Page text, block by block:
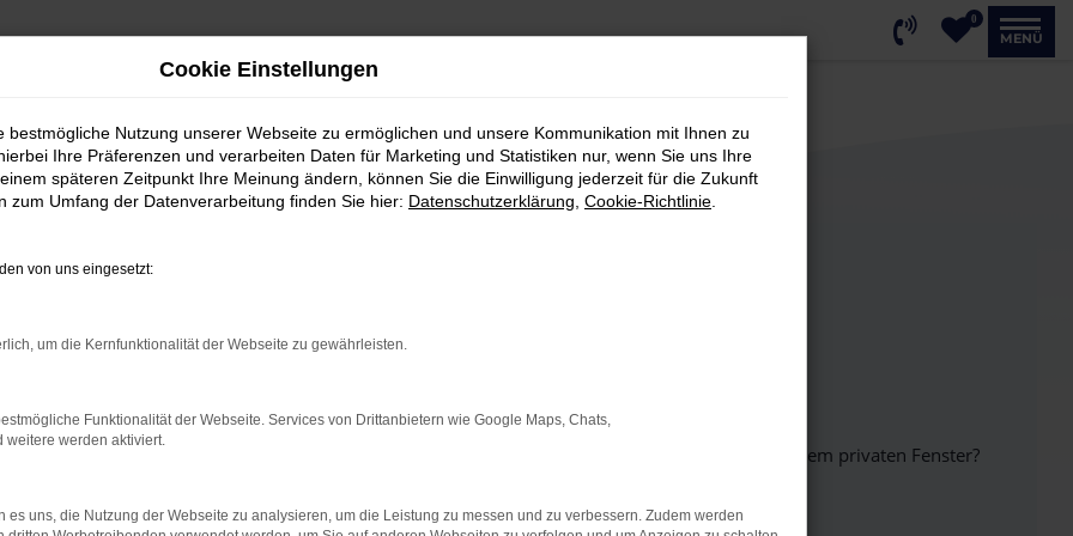
0
MENÜ
bestimmter Seiten verhindern. Funktioniert die Seite in einem anderen Browser oder in einem privaten Fenster?
beheben.
Cookie Einstellungen
bestmögliche Nutzung unserer Webseite zu ermöglichen und unsere Kommunikation mit Ihnen zu
Ihre Präferenzen und verarbeiten Daten für Marketing und Statistiken nur, wenn Sie uns Ihre
späteren Zeitpunkt Ihre Meinung ändern, können Sie die Einwilligung jederzeit für die Zukunft
zum Umfang der Datenverarbeitung finden Sie hier: Datenschutzerklärung Cookie-Richtlinie
von uns eingesetzt:
um die Kernfunktionalität der Webseite zu gewährleisten.
Funktionalität der Webseite. Services von Drittanbietern wie Google Maps, Chats,
weitere werden aktiviert.
es uns, die Nutzung der Webseite zu analysieren, um die Leistung zu messen und zu verbessern. Zudem werden